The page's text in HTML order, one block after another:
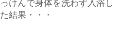
っけんで身体を洗わず入浴し
た結果・・・